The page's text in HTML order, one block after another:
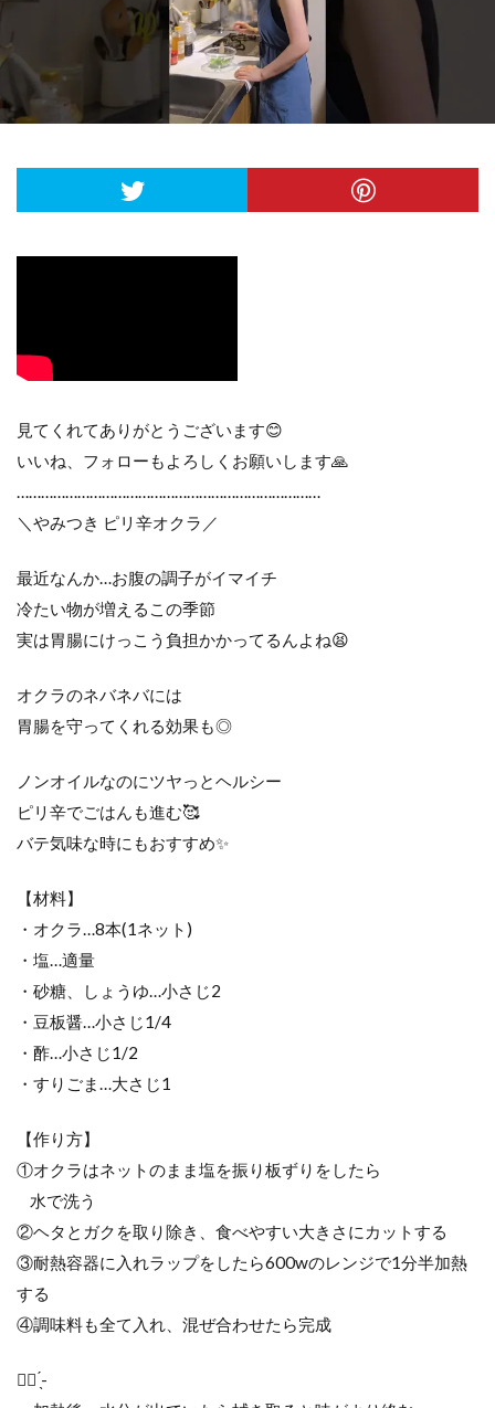
見てくれてありがとうございます😊
いいね、フォローもよろしくお願いします🙏
…………………………………………………………………
＼やみつき ピリ辛オクラ／
最近なんか…お腹の調子がイマイチ
冷たい物が増えるこの季節
実は胃腸にけっこう負担かかってるんよね😫
オクラのネバネバには
胃腸を守ってくれる効果も◎
ノンオイルなのにツヤっとヘルシー
ピリ辛でごはんも進む🥰
バテ気味な時にもおすすめ✨
【材料】
・オクラ…8本(1ネット)
・塩…適量
・砂糖、しょうゆ…小さじ2
・豆板醤…小さじ1/4
・酢…小さじ1/2
・すりごま…大さじ1
【作り方】
①オクラはネットのまま塩を振り板ずりをしたら
水で洗う
②ヘタとガクを取り除き、食べやすい大きさにカットする
③耐熱容器に入れラップをしたら600wのレンジで1分半加熱
する
④調味料も全て入れ、混ぜ合わせたら完成
☝🏻 ̖́-‬